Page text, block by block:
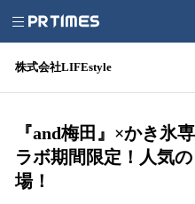
株式会社LIFEstyle
『and梅田』×かき氷
ラボ期間限定！人気
場！